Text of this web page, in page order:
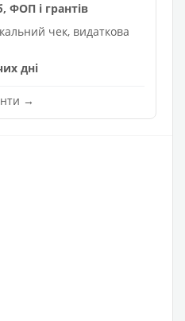
ФОП і грантів
чек, видаткова
дні
→